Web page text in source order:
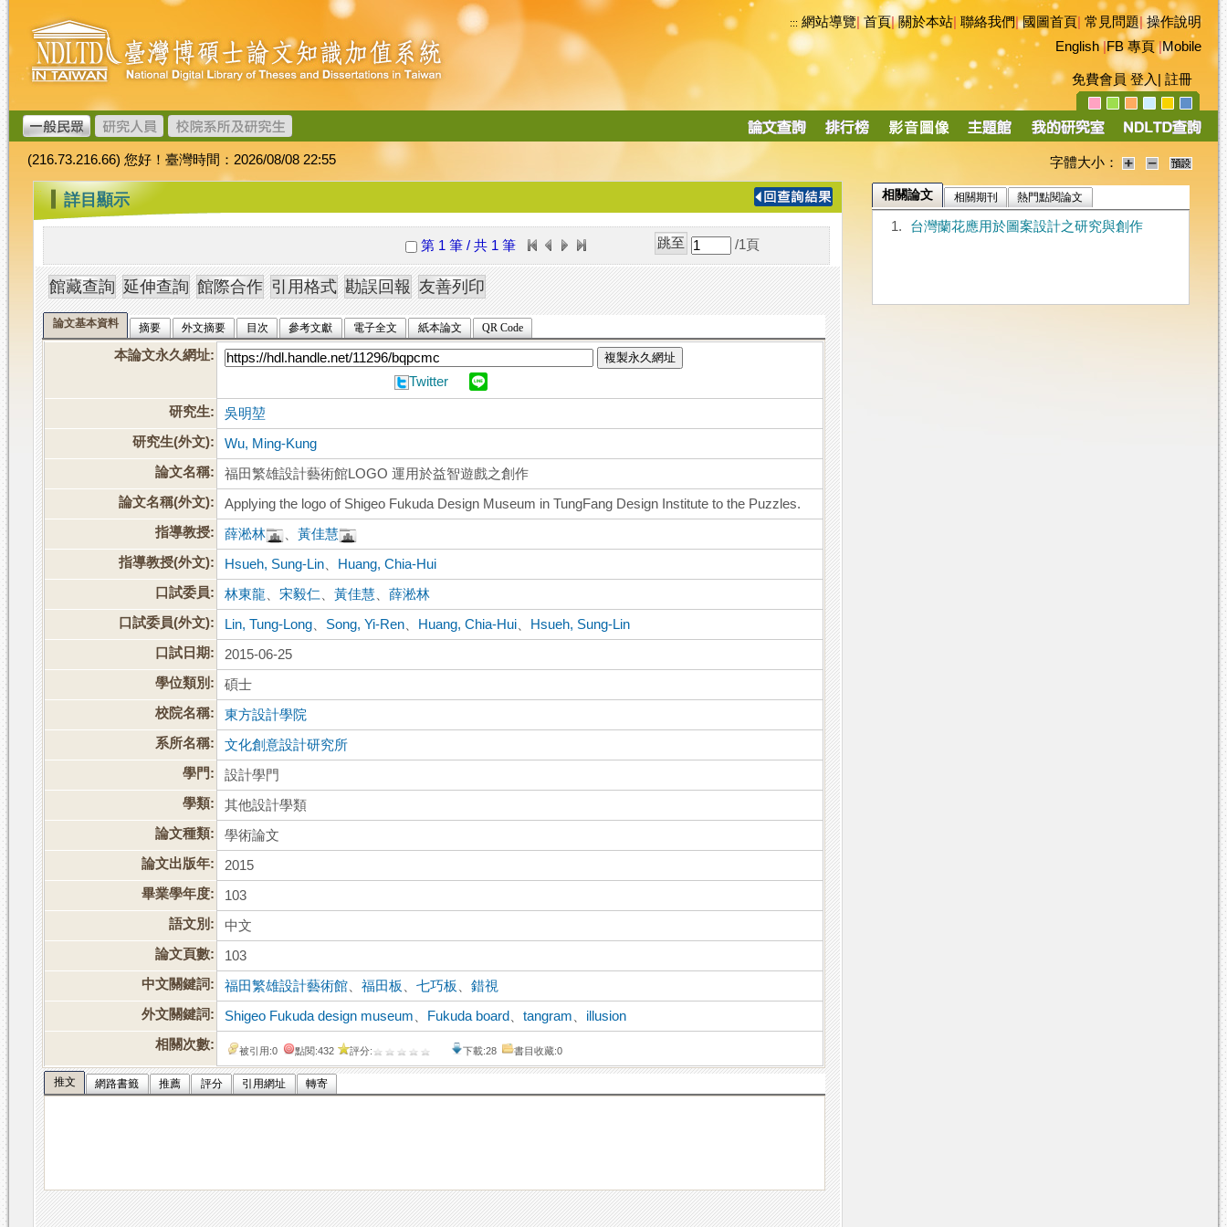
跳
到
主
要
內
容
臺
灣
博
碩
士
論
文
加
值
系
統
::: 網站導覽|首頁|關於本站 聯絡我們|國圖首頁 常見問題|操作說明
English|FB 專頁|Mobile
免費會員 登入 註冊
導
(216.73.216.66) 您好！臺灣時間：2026/08/08 22:55 字體大小：
::: 詳目顯示
第 1 筆 / 共 1 筆 /1 頁
論文基本資料 摘要 外文摘要 目次 參考文獻 電子全文 紙本論文 QR Code
本論文永久網址: 複製永久網址
Twitter
研究生:
吳明堃
研究生(外文):
Wu, Ming-Kung
論文名稱:
福田繁雄設計藝術館LOGO 運用於益智遊戲之創作
論文名稱(外文):
Applying the logo of Shigeo Fukuda Design Museum in TungFang Design Institute to the Puzzles.
指導教授:
薛淞林 、黃佳慧
指導教授(外文):
Hsueh, Sung-Lin
Huang, Chia-Hui
口試委員:
林東龍 、宋毅仁 、黃佳慧 、薛淞林
口試委員(外文):
Lin, Tung-Long Song, Yi-Ren Huang, Chia-Hui
Hsueh, Sung-Lin
口試日期:
2015-06-25
學位類別:
碩士
校院名稱:
東方設計學院
系所名稱:
文化創意設計研究所
學門:
設計學門
學類:
其他設計學類
論文種類:
學術論文
論文出版年:
2015
畢業學年度:
103
語文別:
中文
論文頁數:
103
中文關鍵詞:
福田繁雄設計藝術館 、福田板 、七巧板 、錯視
外文關鍵詞:
Shigeo Fukuda design museum Fukuda board 、tangram
illusion
相關次數:
被引用:0 點閱:432 評分: 下載:28 書目收藏:0
推文 網路書籤 推薦 評分 引用網址 轉寄
相關論文 相關期刊 熱門點閱論文
1. 台灣蘭花應用於圖案設計之研究與創作